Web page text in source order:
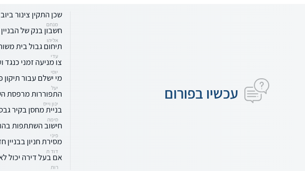
עכשיו בפורום
שכן התקין צינור
מנחם
חשבון בנק של
אליהו
תיחום גבול בית
עדי
צו מניעה זמני כנגד
יוסי
מי ישלם עבור
יעל
התפוררות מרפסת
ינון וייס
בניית מחסן בקיר
סימה
חישוב השתתפות
פיני
מסירת חניון
דוד ת
אם בעל דירה יכול
רות